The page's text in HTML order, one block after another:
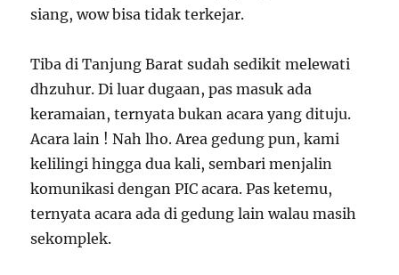
siang, wow bisa tidak terkejar.
Tiba di Tanjung Barat sudah sedikit melewati
dhzuhur. Di luar dugaan, pas masuk ada
keramaian, ternyata bukan acara yang dituju.
Acara lain ! Nah lho. Area gedung pun, kami
kelilingi hingga dua kali, sembari menjalin
komunikasi dengan PIC acara. Pas ketemu,
ternyata acara ada di gedung lain walau masih
sekomplek.